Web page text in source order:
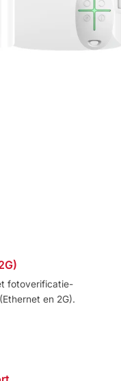
fotoverificatie-
en 2G).